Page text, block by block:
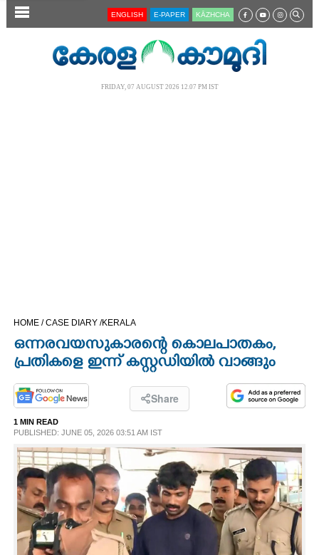
SECTIONS
LIFESTYLE
SPIRITUAL
INFO+
ENGLISH E-PAPER KĀZHCHA
FRIDAY, 07 AUGUST 2026 12.07 PM IST
HOME /CASE DIARY /KERALA
ഒന്നരവയസുകാരന്റെ കൊലപാതകം,
പ്രതികളെ ഇന്ന് കസ്റ്റഡിയിൽ വാങ്ങും
Share
1 MIN READ
PUBLISHED: JUNE 05, 2026 03:51 AM IST